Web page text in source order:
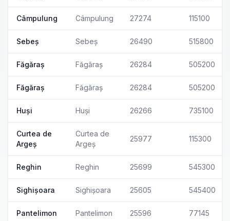
Câmpulung Câmpulung 27274 115100
Sebeș Sebeș 26490 515800
Făgăraș Făgăraș 26284 505200
Făgăraș Făgăraș 26284 505200
Huși Huși 26266 735100
Curtea de
Argeș
Curtea de
Argeș
25977 115300
Reghin Reghin 25699 545300
Sighișoara Sighișoara 25605 545400
Pantelimon Pantelimon 25596 77145